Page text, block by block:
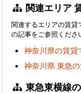
関連エリア
関連するエリアの賃貸
の記事をご参照くださ
神奈川県の賃貸
神奈川県 東急
東急東横線